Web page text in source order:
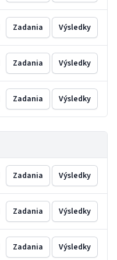
Zadania Výsledky
Zadania Výsledky
Zadania Výsledky
Zadania Výsledky
Zadania Výsledky
Zadania Výsledky